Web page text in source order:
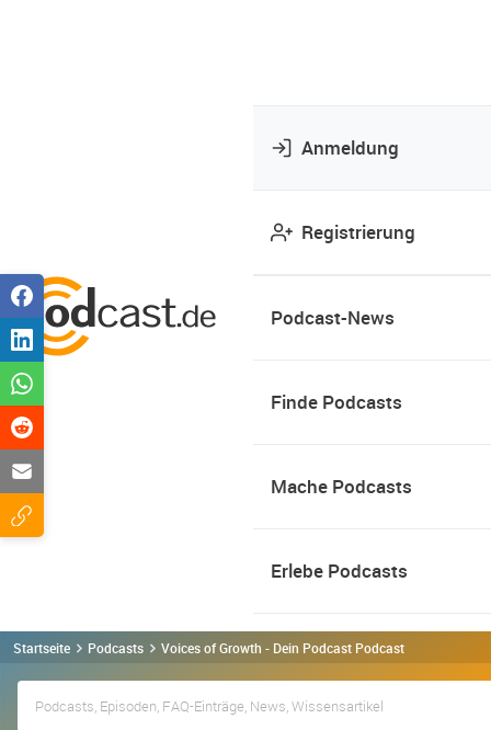
Anmeldung
Registrierung
Podcast-News
Finde Podcasts
Mache Podcasts
Erlebe Podcasts
Startseite Podcasts Voices of Growth - Dein Podcast Podcast